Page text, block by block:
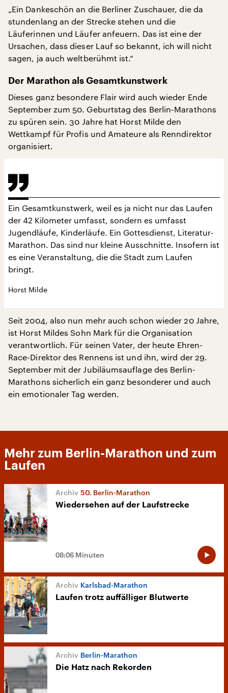
„Ein Dankeschön an die Berliner Zuschauer, die da
stundenlang an der Strecke stehen und die
Läuferinnen und Läufer anfeuern. Das ist eine der
Ursachen, dass dieser Lauf so bekannt, ich will nicht
sagen, ja auch weltberühmt ist.“
Der Marathon als Gesamtkunstwerk
Dieses ganz besondere Flair wird auch wieder Ende
September zum 50. Geburtstag des Berlin-Marathons
zu spüren sein. 30 Jahre hat Horst Milde den
Wettkampf für Profis und Amateure als Renndirektor
organisiert.
Ein Gesamtkunstwerk, weil es ja nicht nur das Laufen
der 42 Kilometer umfasst, sondern es umfasst
Jugendläufe, Kinderläufe. Ein Gottesdienst, Literatur-
Marathon. Das sind nur kleine Ausschnitte. Insofern ist
es eine Veranstaltung, die die Stadt zum Laufen
bringt.
Horst Milde
Seit 2004, also nun mehr auch schon wieder 20 Jahre,
ist Horst Mildes Sohn Mark für die Organisation
verantwortlich. Für seinen Vater, der heute Ehren-
Race-Direktor des Rennens ist und ihn, wird der 29.
September mit der Jubiläumsauflage des Berlin-
Marathons sicherlich ein ganz besonderer und auch
ein emotionaler Tag werden.
Mehr zum Berlin-Marathon und zum
Laufen
50. Berlin-Marathon
Wiedersehen auf der Laufstrecke
08:06 Minuten
Karlsbad-Marathon
Laufen trotz auffälliger Blutwerte
Berlin-Marathon
Die Hatz nach Rekorden